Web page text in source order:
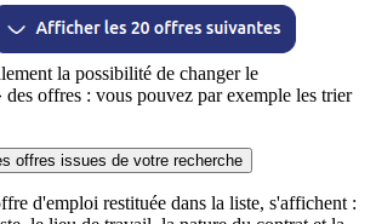
la possibilité de changer le
des offres : vous pouvez par exemple les trier
offres issues de votre recherche
d'emploi restituée dans la liste, s'affichent :